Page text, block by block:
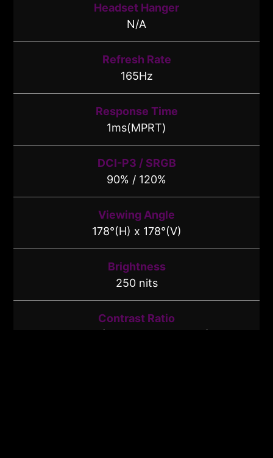
Headset Hanger
N/A
Refresh Rate
165Hz
Response Time
1ms(MPRT)
DCI-P3 / SRGB
90% / 120%
Viewing Angle
178°(H) x 178°(V)
Brightness
250 nits
Contrast Ratio
3000:1 (HDCR:100000000:1)